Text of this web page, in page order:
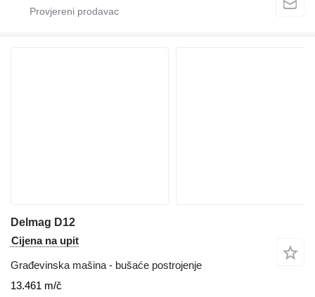
Delmag D12
Cijena na upit
Građevinska mašina - bušaće postrojenje
13.461 m/č